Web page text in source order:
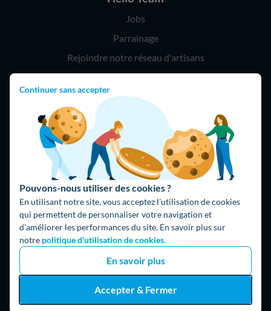
Continuer sans accepter
Pouvons-nous utiliser des cookies ?
En utilisant notre site, vous acceptez l’utilisation de cookies
qui permettent de personnaliser votre navigation et
d’améliorer les performances du site. En savoir plus sur
notre politique d'utilisation de cookies.
En savoir plus
Accepter & Fermer
Jobs
Parrainage
Rejoindre notre réseau d'artisans
Hello !
09 75 18 60 60
(8h-21h)
75018 Paris
Fait avec ⚡ par Hello Watt
© 2026 Hello Watt |CGU|Mentions légales